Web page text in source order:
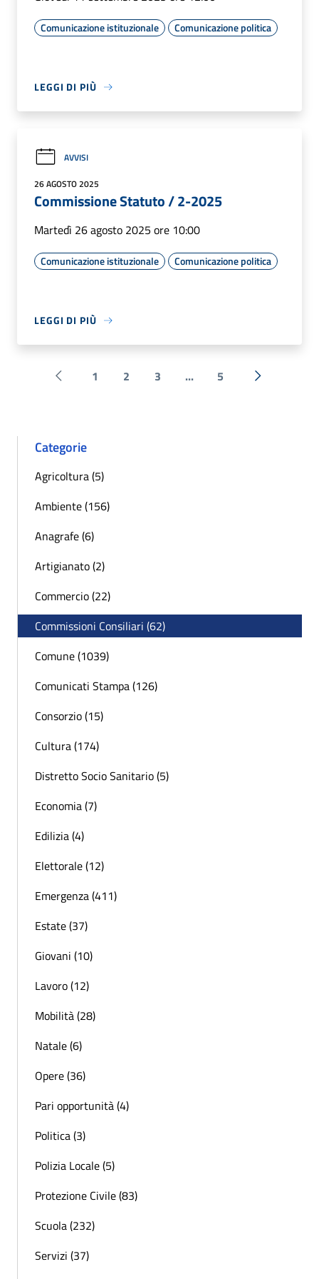
Comunicazione istituzionale Comunicazione politica
LEGGI DI PIÙ
AVVISI
26 AGOSTO 2025
Commissione Statuto / 2-2025
Martedì 26 agosto 2025 ore 10:00
Comunicazione istituzionale Comunicazione politica
LEGGI DI PIÙ
Pagina precedente
1 2 3 ... 5 Successiva
Categorie
Agricoltura (5)
Ambiente (156)
Anagrafe (6)
Artigianato (2)
Commercio (22)
Commissioni Consiliari (62)
Comune (1039)
Comunicati Stampa (126)
Consorzio (15)
Cultura (174)
Distretto Socio Sanitario (5)
Economia (7)
Edilizia (4)
Elettorale (12)
Emergenza (411)
Estate (37)
Giovani (10)
Lavoro (12)
Mobilità (28)
Natale (6)
Opere (36)
Pari opportunità (4)
Politica (3)
Polizia Locale (5)
Protezione Civile (83)
Scuola (232)
Servizi (37)